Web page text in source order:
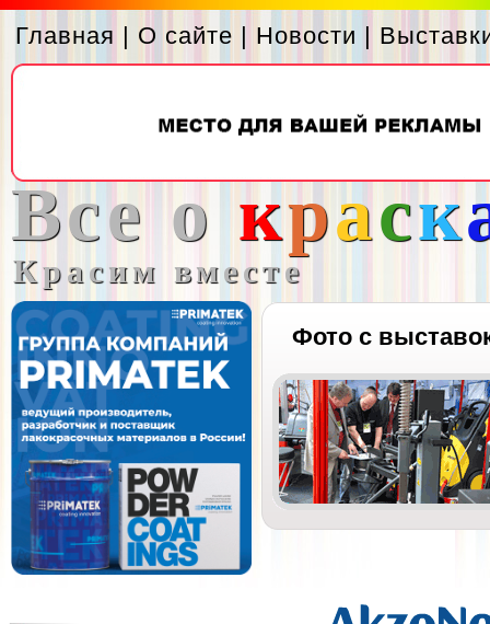
Главная | О сайте | Новости |
Все о краск
Красим вместе
Фото с